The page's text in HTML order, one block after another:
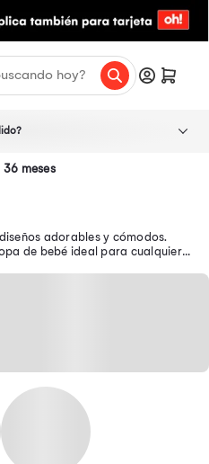
36 meses
adorables y cómodos.
de bebé ideal para cualquier